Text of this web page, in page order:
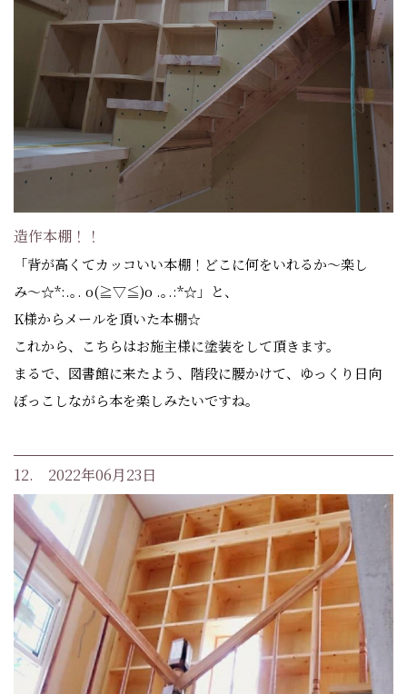
造作本棚！！
「背が高くてカッコいい本棚！どこに何をいれるか〜楽し
み〜☆*:.｡. o(≧▽≦)o .｡.:*☆」と、
K様からメールを頂いた本棚☆
これから、こちらはお施主様に塗装をして頂きます。
まるで、図書館に来たよう、階段に腰かけて、ゆっくり日向
ぼっこしながら本を楽しみたいですね。
12. 2022年06月23日